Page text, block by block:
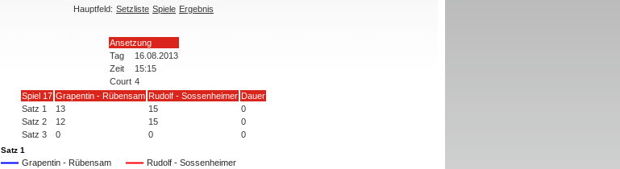
Hauptfeld: Setzliste Spiele Ergebnis
Ansetzung
Tag
16.08.2013
Zeit
15:15
Court 4
Spiel 17 Grapentin - Rübensam Rudolf - Sossenheimer Dauer
Satz 1
13 15
0
Satz 2
12 15
0
Satz 3
0 0 0
Satz 1
Grapentin - Rübensam Rudolf - Sossenheimer